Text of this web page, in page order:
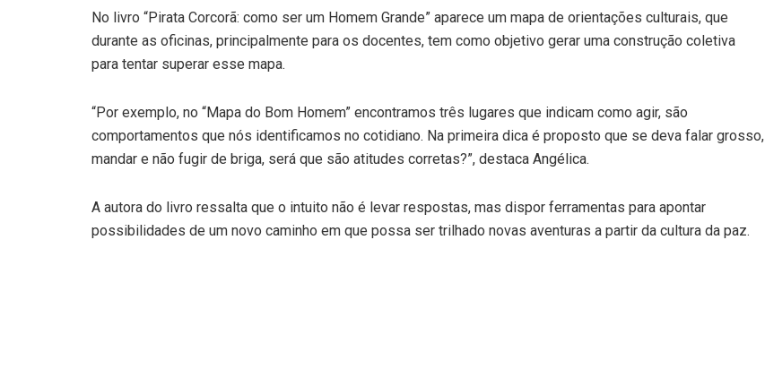
No livro “Pirata Corcorã: como ser um Homem Grande” aparece um mapa de orientações culturais, que
durante as oficinas, principalmente para os docentes, tem como objetivo gerar uma construção coletiva
para tentar superar esse mapa.
“Por exemplo, no “Mapa do Bom Homem” encontramos três lugares que indicam como agir, são
comportamentos que nós identificamos no cotidiano. Na primeira dica é proposto que se deva falar grosso,
mandar e não fugir de briga, será que são atitudes corretas?”, destaca Angélica.
A autora do livro ressalta que o intuito não é levar respostas, mas dispor ferramentas para apontar
possibilidades de um novo caminho em que possa ser trilhado novas aventuras a partir da cultura da paz.